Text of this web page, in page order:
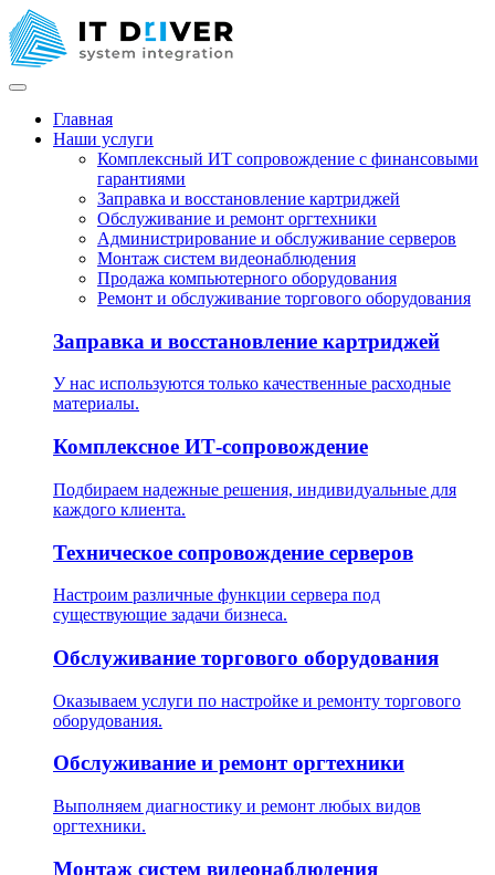
Главная
Наши услуги
Комплексный ИТ сопровождение с финансовыми
гарантиями
Заправка и восстановление картриджей
Обслуживание и ремонт оргтехники
Администрирование и обслуживание серверов
Монтаж систем видеонаблюдения
Продажа компьютерного оборудования
Ремонт и обслуживание торгового оборудования
Заправка и восстановление картриджей
У нас используются только качественные расходные
материалы.
Комплексное ИТ-сопровождение
Подбираем надежные решения, индивидуальные для
каждого клиента.
Техническое сопровождение серверов
Настроим различные функции сервера под
существующие задачи бизнеса.
Обслуживание торгового оборудования
Оказываем услуги по настройке и ремонту торгового
оборудования.
Обслуживание и ремонт оргтехники
Выполняем диагностику и ремонт любых видов
оргтехники.
Монтаж систем видеонаблюдения